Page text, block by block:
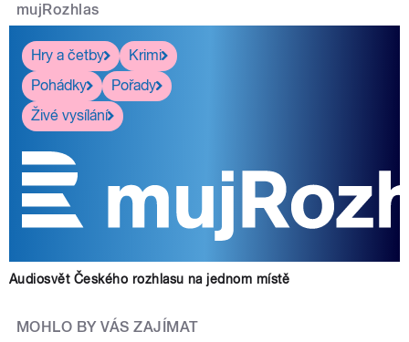
mujRozhlas
Hry a četby
Krimi
Pohádky
Pořady
Živé vysílání
Audiosvět Českého rozhlasu na jednom místě
MOHLO BY VÁS ZAJÍMAT